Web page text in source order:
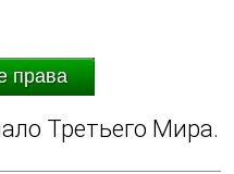
права
Третьего Мира.